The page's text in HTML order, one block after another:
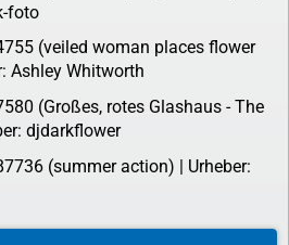
foto
(veiled woman places flower
Ashley Whitworth
(Großes, rotes Glashaus - The
djdarkflower
(summer action) | Urheber: